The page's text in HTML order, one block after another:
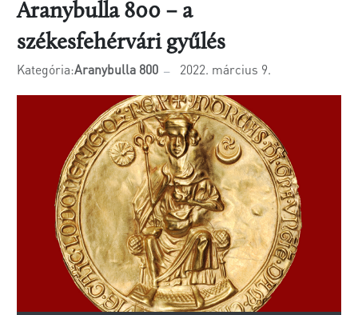
Aranybulla 800 – a
székesfehérvári gyűlés
Kategória:Aranybulla 800 2022. március 9.